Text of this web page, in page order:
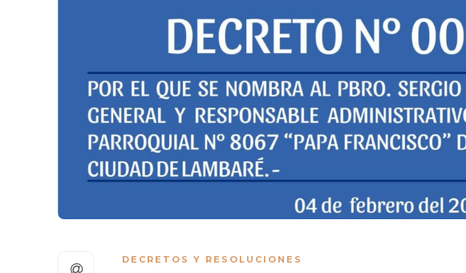
DECRETOS Y RESOLUCIONES